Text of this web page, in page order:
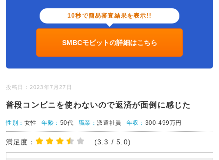
10秒で簡易審査結果を表示!!
SMBCモビットの詳細はこちら
投稿日：2023年7月27日
普段コンビニを使わないので返済が面倒に感じた
性別： 女性 年齢： 50代 職業：派遣社員 年収： 300-499万円
満足度： (3.3 / 5.0)